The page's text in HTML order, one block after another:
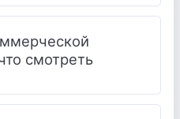
смотреть